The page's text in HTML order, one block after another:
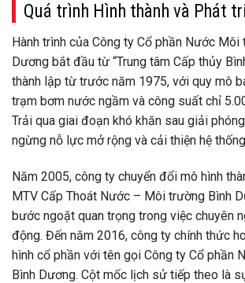
Quá trình Hình thành và Phát
Hành trình của Công ty Cổ phần Nước Môi
Dương bắt đầu từ “Trung tâm Cấp thủy
thành lập từ trước năm 1975, với quy mô
trạm bơm nước ngầm và công suất chỉ
Trải qua giai đoạn khó khăn sau giải
ngừng nỗ lực mở rộng và cải thiện hệ
Năm 2005, công ty chuyển đổi mô hình
MTV Cấp Thoát Nước – Môi trường Bình
bước ngoặt quan trọng trong việc chuyên
động. Đến năm 2016, công ty chính thức
hình cổ phần với tên gọi Công ty Cổ phần
Bình Dương. Cột mốc lịch sử tiếp theo là